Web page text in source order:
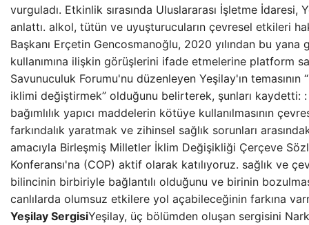
vurguladı. Etkinlik sırasında Uluslararası İşletme İdaresi,
anlattı. alkol, tütün ve uyuşturucuların çevresel etkileri
Başkanı Erçetin Gencosmanoğlu, 2020 yılından bu yana
kullanımına ilişkin görüşlerini ifade etmelerine platform
Savunuculuk Forumu'nu düzenleyen Yeşilay'ın temasının
iklimi değiştirmek” olduğunu belirterek, şunları kaydetti:
bağımlılık yapıcı maddelerin kötüye kullanılmasının
farkındalık yaratmak ve zihinsel sağlık sorunları
amacıyla Birleşmiş Milletler İklim Değişikliği Çerçeve
Konferansı'na (COP) aktif olarak katılıyoruz. sağlık ve
bilincinin birbiriyle bağlantılı olduğunu ve birinin
canlılarda olumsuz etkilere yol açabileceğinin farkına
Yeşilay SergisiYeşilay, üç bölümden oluşan sergisini